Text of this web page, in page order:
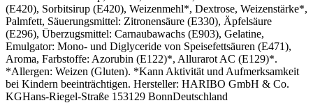
(E420), Sorbitsirup (E420), Weizenmehl*, Dextrose, Weizenstärke*,
Palmfett, Säuerungsmittel: Zitronensäure (E330), Äpfelsäure
(E296), Überzugsmittel: Carnaubawachs (E903), Gelatine,
Emulgator: Mono- und Diglyceride von Speisefettsäuren (E471),
Aroma, Farbstoffe: Azorubin (E122)*, Allurarot AC (E129)*.
*Allergen: Weizen (Gluten). *Kann Aktivität und Aufmerksamkeit
bei Kindern beeinträchtigen. Hersteller: HARIBO GmbH & Co.
KGHans‑Riegel‑Straße 153129 BonnDeutschland